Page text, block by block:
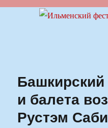
Ильменский
и балета
Рустэм